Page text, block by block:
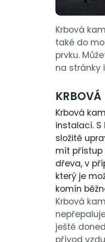
Krbová
také do
prvku.
na stránky
Krbová
instalací.
složitě
mít přístup
dřeva, v
který je
komín
Krbová
ještě
přívod